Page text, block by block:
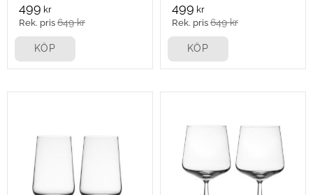
499 kr
649kr
KÖP
499 kr
649kr
KÖP